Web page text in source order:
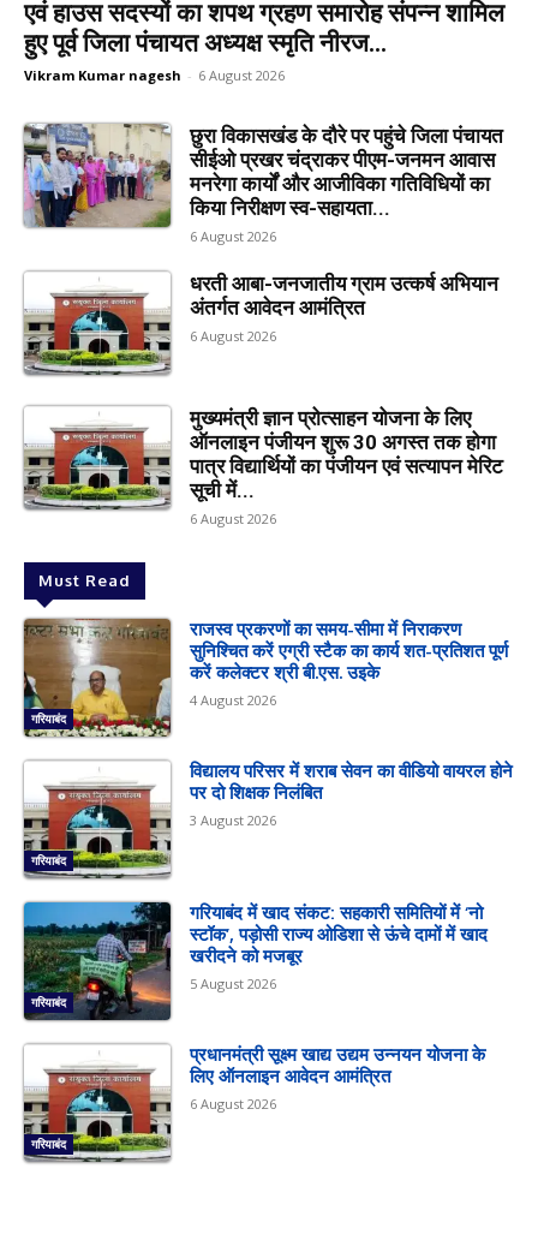
एवं हाउस सदस्यों का शपथ ग्रहण समारोह संपन्न शामिल
हुए पूर्व जिला पंचायत अध्यक्ष स्मृति नीरज...
Vikram Kumar nagesh - 6 August 2026
छुरा विकासखंड के दौरे पर पहुंचे जिला पंचायत
सीईओ प्रखर चंद्राकर पीएम-जनमन आवास
मनरेगा कार्यों और आजीविका गतिविधियों का
किया निरीक्षण स्व-सहायता...
6 August 2026
धरती आबा-जनजातीय ग्राम उत्कर्ष अभियान
अंतर्गत आवेदन आमंत्रित
6 August 2026
मुख्यमंत्री ज्ञान प्रोत्साहन योजना के लिए
ऑनलाइन पंजीयन शुरू 30 अगस्त तक होगा
पात्र विद्यार्थियों का पंजीयन एवं सत्यापन मेरिट
सूची में...
6 August 2026
Must Read
गरियाबंद
राजस्व प्रकरणों का समय-सीमा में निराकरण
सुनिश्चित करें एग्री स्टैक का कार्य शत-प्रतिशत पूर्ण
करें कलेक्टर श्री बी.एस. उइके
4 August 2026
गरियाबंद
विद्यालय परिसर में शराब सेवन का वीडियो वायरल होने
पर दो शिक्षक निलंबित
3 August 2026
गरियाबंद
गरियाबंद में खाद संकट: सहकारी समितियों में ‘नो
स्टॉक’, पड़ोसी राज्य ओडिशा से ऊंचे दामों में खाद
खरीदने को मजबूर
5 August 2026
गरियाबंद
प्रधानमंत्री सूक्ष्म खाद्य उद्यम उन्नयन योजना के
लिए ऑनलाइन आवेदन आमंत्रित
6 August 2026